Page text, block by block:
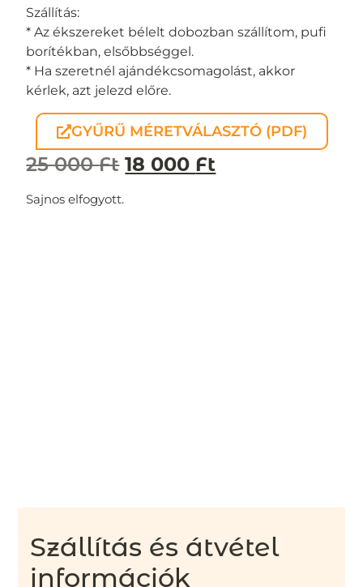
Szállítás:
* Az ékszereket bélelt dobozban szállítom, pufi
borítékban, elsőbbséggel.
* Ha szeretnél ajándékcsomagolást, akkor
kérlek, azt jelezd előre.
GYŰRŰ MÉRETVÁLASZTÓ (PDF)
25 000Ft 18 000 Ft
Sajnos elfogyott.
Szállítás és átvétel
információk